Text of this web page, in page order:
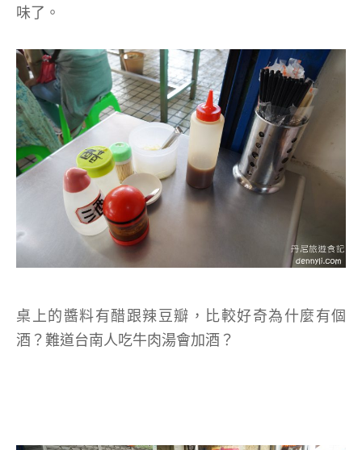
味了。
桌上的醬料有醋跟辣豆瓣，比較好奇為什麼有個
酒？難道台南人吃牛肉湯會加酒？